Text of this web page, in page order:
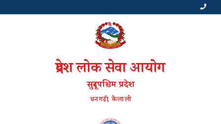
प्रदेश लोक सेवा आयोग
सुदूरपश्चिम प्रदेश
धनगढी, कैलाली